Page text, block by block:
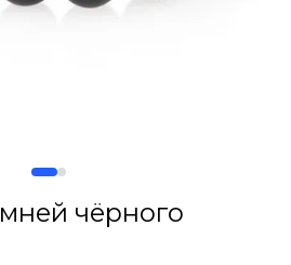
чёрного